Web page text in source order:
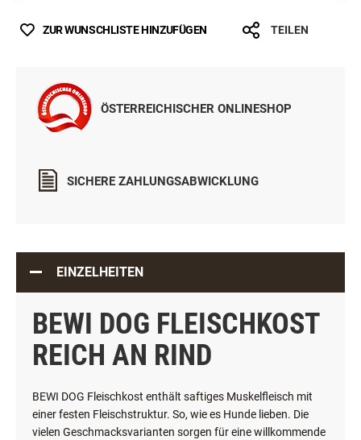
ZUR WUNSCHLISTE HINZUFÜGEN TEILEN
ÖSTERREICHISCHER ONLINESHOP
SICHERE ZAHLUNGSABWICKLUNG
EINZELHEITEN
BEWI DOG FLEISCHKOST
REICH AN RIND
BEWI DOG Fleischkost enthält saftiges Muskelfleisch mit
einer festen Fleischstruktur. So, wie es Hunde lieben. Die
vielen Geschmacksvarianten sorgen für eine willkommende